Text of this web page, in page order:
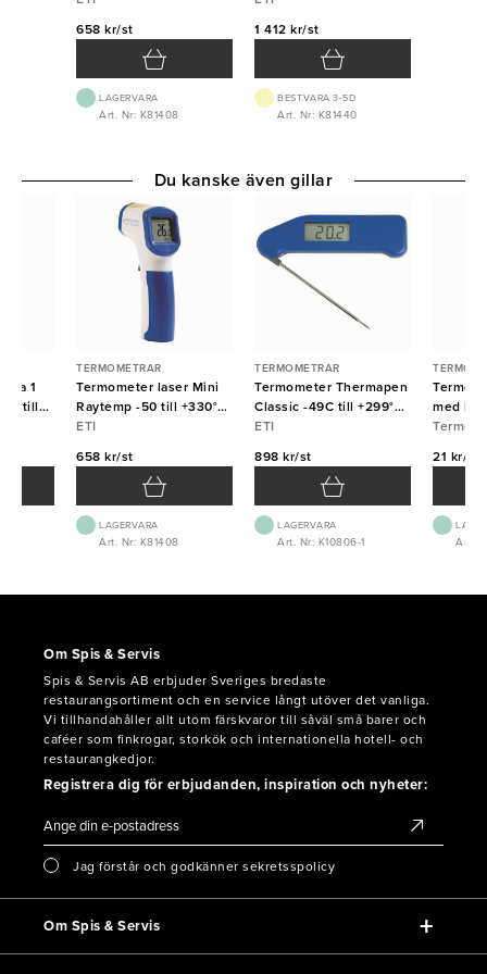
658 kr/st
LAGERVARA
Art. Nr: K81408
1 412 kr/st
BEST.VARA 3-5D
Art. Nr: K81440
1
till
TERMOMETRAR
Termometer laser Mini
Raytemp -50 till +330°C
ETI
ETI
658 kr/st
LAGERVARA
Art. Nr: K81408
TERMOMETRAR
Termometer Thermapen
Classic -49C till +299°C
blå ETI
ETI
898 kr/st
LAGERVARA
Art. Nr: K10806-1
med
+40°C
21 kr/st
Art.
Du kanske även gillar
Om Spis & Servis
Spis & Servis AB erbjuder Sveriges bredaste
restaurangsortiment och en service långt utöver det vanliga.
Vi tillhandahåller allt utom färskvaror till såväl små barer och
caféer som finkrogar, storkök och internationella hotell- och
restaurangkedjor.
Registrera dig för erbjudanden, inspiration och nyheter:
Jag förstår och godkänner sekretsspolicy
Om Spis & Servis